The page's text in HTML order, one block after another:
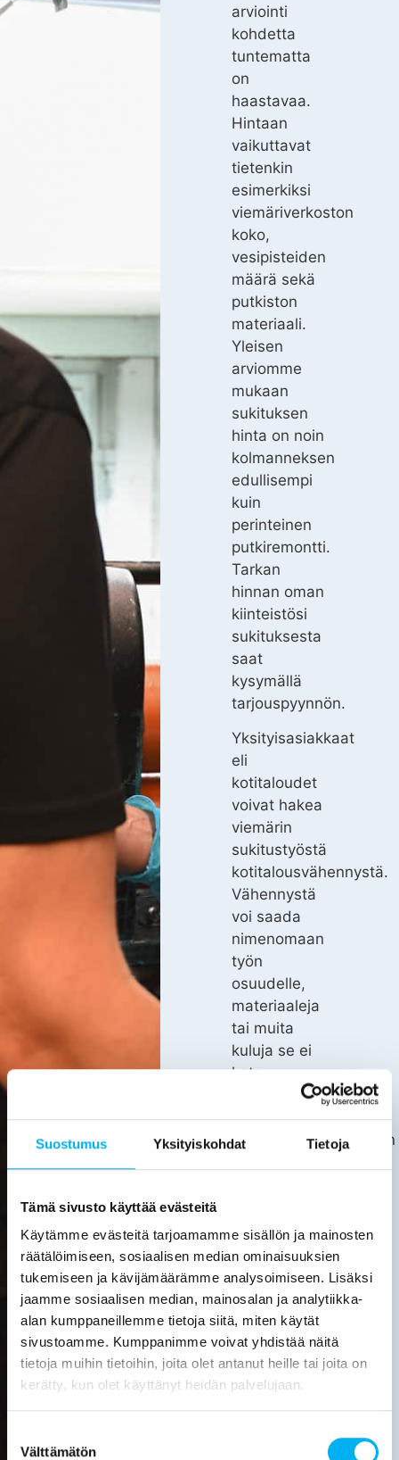
Suostumus Yksityiskohdat Tietoja
Tämä sivusto käyttää evästeitä
Käytämme evästeitä tarjoamamme sisällön ja mainosten
räätälöimiseen, sosiaalisen median ominaisuuksien
tukemiseen ja kävijämäärämme analysoimiseen. Lisäksi
jaamme sosiaalisen median, mainosalan ja analytiikka-
alan kumppaneillemme tietoja siitä, miten käytät
sivustoamme. Kumppanimme voivat yhdistää näitä
tietoja muihin tietoihin, joita olet antanut heille tai joita on
kerätty, kun olet käyttänyt heidän palvelujaan.
valinta
Välttämätön
arviointi
kohdetta
tuntematta
on
haastavaa.
Hintaan
vaikuttavat
tietenkin
esimerkiksi
viemäriverkoston
koko,
vesipisteiden
määrä sekä
putkiston
materiaali.
Yleisen
arviomme
mukaan
sukituksen
hinta on noin
kolmanneksen
edullisempi
kuin
perinteinen
putkiremontti.
Tarkan
hinnan oman
kiinteistösi
sukituksesta
saat
kysymällä
tarjouspyynnön.
Yksityisasiakkaat
eli
kotitaloudet
voivat hakea
viemärin
sukitustyöstä
kotitalousvähennystä.
Vähennystä
voi saada
nimenomaan
työn
osuudelle,
materiaaleja
tai muita
kuluja se ei
kata.
huolehtii
kotitalousvähennyksen
tiedot
löytyvät
verottajan
sivuilta.
Laske
viemärin
sukituksen
hinta